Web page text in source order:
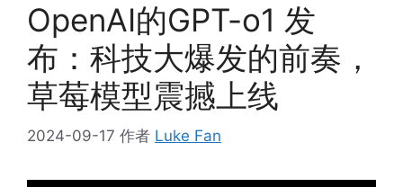
OpenAI的GPT-o1 发
布：科技大爆发的前奏，
草莓模型震撼上线
2024-09-17 作者 Luke Fan